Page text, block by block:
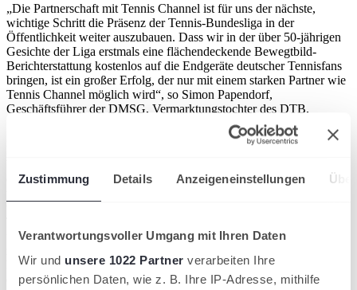
Zustimmung Details Anzeigeneinstellungen
Verantwortungsvoller Umgang mit Ihren Daten
Wir und unsere 1022 Partner verarbeiten Ihre
persönlichen Daten, wie z. B. Ihre IP-Adresse, mithilfe
„Die Partnerschaft mit Tennis Channel ist für uns der nächste,
wichtige Schritt die Präsenz der Tennis-Bundesliga in der
Öffentlichkeit weiter auszubauen. Dass wir in der über 50-jährigen
Gesichte der Liga erstmals eine flächendeckende Bewegtbild-
Berichterstattung kostenlos auf die Endgeräte deutscher Tennisfans
bringen, ist ein großer Erfolg, der nur mit einem starken Partner wie
Tennis Channel möglich wird“, so Simon Papendorf,
Geschäftsführer der DMSG, Vermarktungstochter des DTB.
„Die Tennis Channel Bundesliga ist für Tennis-Fans ein absolutes
Highlight im Sommer, das wir zusammen mit dem DTB einer noch
die in den verschiedenen Clubs aufschlägt, die familiäre Atmosphäre
unser Ziel, die Tennis Channel Bundesliga populärer zu machen und
hinweg live stattfindet“, sagt Matthias Hahn, General Manager für
die DACH Region des Tennis Channel.